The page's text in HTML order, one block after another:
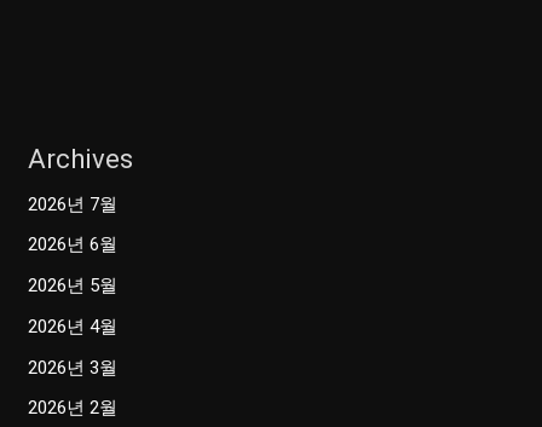
Archives
2026년 7월
2026년 6월
2026년 5월
2026년 4월
2026년 3월
2026년 2월